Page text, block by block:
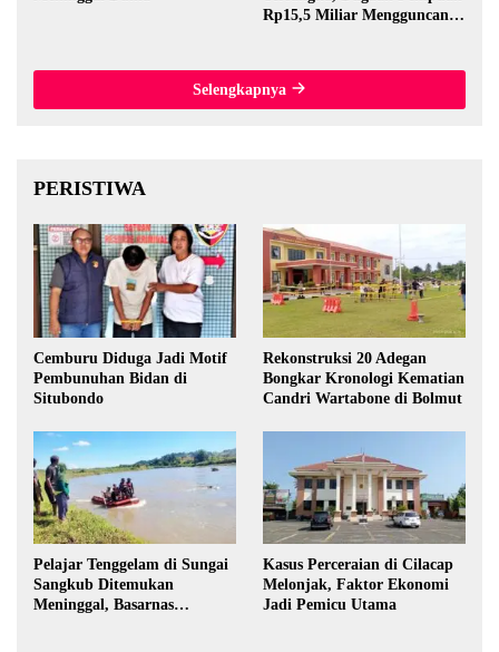
Rp15,5 Miliar Mengguncang
Selengkapnya
PERISTIWA
Cemburu Diduga Jadi Motif
Pembunuhan Bidan di
Situbondo
Rekonstruksi 20 Adegan
Bongkar Kronologi Kematian
Candri Wartabone di Bolmut
Pelajar Tenggelam di Sungai
Sangkub Ditemukan
Meninggal, Basarnas
Kasus Perceraian di Cilacap
Melonjak, Faktor Ekonomi
Jadi Pemicu Utama